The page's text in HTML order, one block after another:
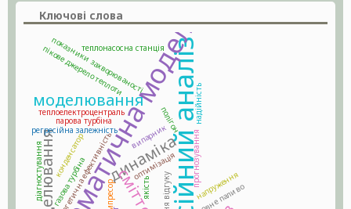
Ключові слова
математична модель
моделювання
динаміка
полігон
оптимізація
показники захворюваності
регресійна залежність
енергетична ефективність
газова турбіна
теплоелектроцентраль
діагностування
теплонасосна станція
надійність
пікове джерело теплоти
якість
конденсатор
парова турбіна
прогнозування
компресор
випарник
умовне паливо
напруження